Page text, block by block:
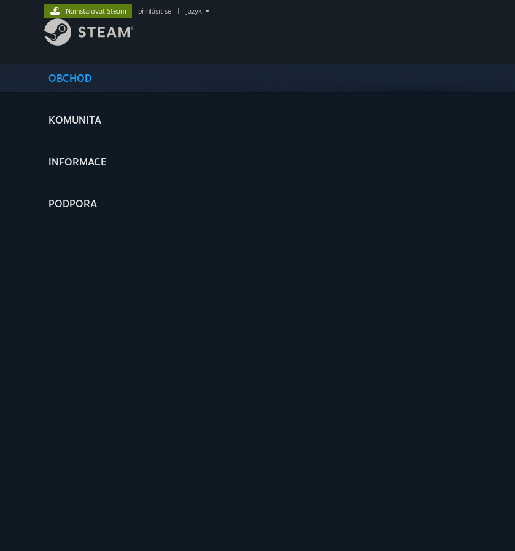
OBCHOD
KOMUNITA
INFORMACE
PODPORA
Nainstalovat Steam přihlásit se jazyk